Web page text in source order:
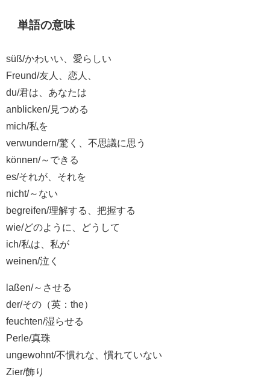
単語の意味
süß/かわいい、愛らしい
Freund/友人、恋人、
du/君は、あなたは
anblicken/見つめる
mich/私を
verwundern/驚く、不思議に思う
können/～できる
es/それが、それを
nicht/～ない
begreifen/理解する、把握する
wie/どのように、どうして
ich/私は、私が
weinen/泣く
laßen/～させる
der/その（英：the）
feuchten/湿らせる
Perle/真珠
ungewohnt/不慣れな、慣れていない
Zier/飾り